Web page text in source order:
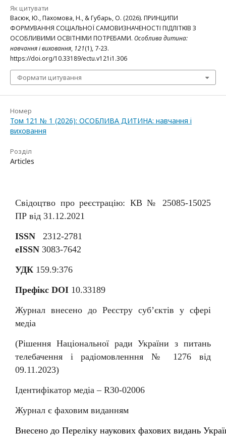
Як цитувати
Васюк, Ю., Пахомова, Н., & Губарь, О. (2026). ПРИНЦИПИ
ФОРМУВАННЯ СОЦІАЛЬНОЇ САМОВИЗНАЧЕНОСТІ ПІДЛІТКІВ З
ОСОБЛИВИМИ ОСВІТНІМИ ПОТРЕБАМИ. Особлива дитина:
навчання і виховання, 121(1), 7-23.
https://doi.org/10.33189/ectu.v121i1.306
Формати цитування
Номер
Том 121 № 1 (2026): ОСОБЛИВА ДИТИНА: навчання i
виховання
Розділ
Articles
Свідоцтво про реєстрацію: КВ № 25085-15025
ПР від 31.12.2021
ISSN 2312-2781
eISSN 3083-7642
УДК 159.9:376
Префікс DOI 10.33189
Журнал внесено до Реєстру суб’єктів у сфері
медіа
(Рішення Національної ради України з питань
телебачення і радіомовленння № 1276 від
09.11.2023)
Ідентифікатор медіа – R30-02006
Журнал є фаховим виданням
Внесено до Перелiку наукових фахових видань